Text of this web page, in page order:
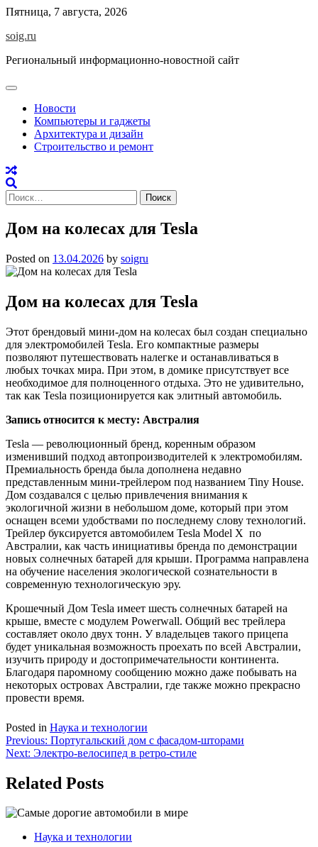
Skip
content
Пятница, 7 августа, 2026
soig.ru
Региональный информационно-новостной сайт
Новости
Компьютеры и гаджеты
Архитектура и дизайн
Строительство и ремонт
Найти:
Дом на колесах для Tesla
Posted on 13.04.2026 by soigru
Дом на колесах для Tesla
Этот брендовый мини-дом на колесах был создан специально
для электромобилей Tesla. Его компактные размеры
позволяют путешествовать налегке и останавливаться в
любых точках мира. При этом, в домике присутствует все
необходимое для полноценного отдыха. Это не удивительно,
так как Tesla позиционируется как элитный автомобиль.
Запись относится к месту: Австралия
Tesla — революционный бренд, коренным образом
изменивший подход автопроизводителей к электромобилям.
Премиальность бренда была дополнена недавно
представленным мини-трейлером под названием Tiny House.
Дом создавался с целью привлечения внимания к
экологичной жизни в небольшом доме, который при этом
оснащен всеми удобствами по последнему слову технологий.
Трейлер буксируется автомобилем Tesla Model X по
Австралии, как часть инициативы бренда по демонстрации
новых солнечных батарей для крыши. Программа направлена
на обучение населения экологической сознательности в
современную технологическую эру.
Крошечный Дом Tesla имеет шесть солнечных батарей на
крыше, вместе с модулем Powerwall. Общий вес трейлера
составляет около двух тонн. У владельцев такого прицепа
будет уникальная возможность проехать по всей Австралии,
изучить природу и достопримечательности континента.
Благодаря паромному сообщению можно даже побывать на
некоторых островах Австралии, где также можно прекрасно
провести время.
Posted in Наука и технологии
Навигация
по
записям
Previous: Португальский дом с фасадом-шторами
Next: Электро-велосипед в ретро-стиле
Related Posts
Наука и технологии